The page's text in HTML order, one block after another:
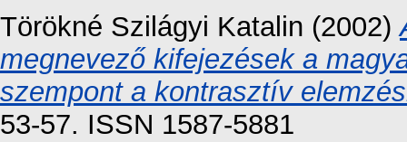
Törökné Szilágyi Katalin (2002)
megnevező kifejezések a
szempont a kontrasztív
53-57. ISSN 1587-5881